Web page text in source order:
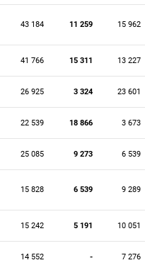
43 184 11 259 15 962
41 766 15 311 13 227
26 925 3 324 23 601
22 539 18 866 3 673
25 085 9 273 6 539
15 828 6 539 9 289
15 242 5 191 10 051
14 552 - 7 276